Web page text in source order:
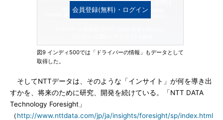
会員登録(無料)・ログイン
図9 インディ500では「ドライバーの情報」もデータとして
取得した。
そしてNTTデータは、そのような「インサイト」が何を導き出
すかを、将来のために研究、開発を続けている。「NTT DATA
Technology Foresight」
（http://www.nttdata.com/jp/ja/insights/foresight/sp/index.html